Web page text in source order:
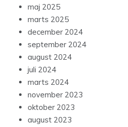
maj 2025
marts 2025
december 2024
september 2024
august 2024
juli 2024
marts 2024
november 2023
oktober 2023
august 2023